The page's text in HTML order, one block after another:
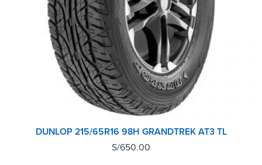
DUNLOP 215/65R16 98H GRANDTREK AT3 TL
S/650.00